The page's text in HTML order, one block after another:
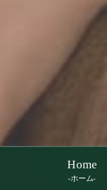
Home
-ホーム-